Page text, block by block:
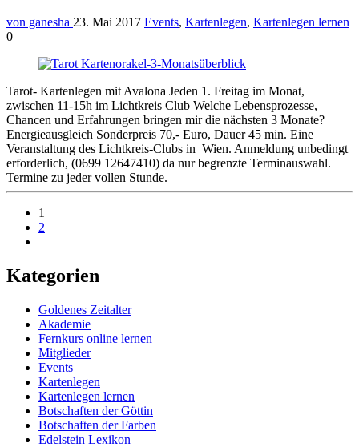
von ganesha 23. Mai 2017 Events, Kartenlegen, Kartenlegen lernen
0
Tarot- Kartenlegen mit Avalona Jeden 1. Freitag im Monat,
zwischen 11-15h im Lichtkreis Club Welche Lebensprozesse,
Chancen und Erfahrungen bringen mir die nächsten 3 Monate?
Energieausgleich Sonderpreis 70,- Euro, Dauer 45 min. Eine
Veranstaltung des Lichtkreis-Clubs in Wien. Anmeldung unbedingt
erforderlich, (0699 12647410) da nur begrenzte Terminauswahl.
Termine zu jeder vollen Stunde.
1
2
Seitenleiste
Kategorien
Goldenes Zeitalter
Akademie
Fernkurs online lernen
Mitglieder
Events
Kartenlegen
Kartenlegen lernen
Botschaften der Göttin
Botschaften der Farben
Edelstein Lexikon